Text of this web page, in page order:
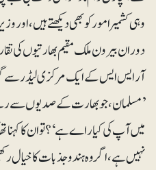
وہی کشمیر امور کو بھی دیکھتے ہیں،
دوران بیرون ملک مقیم بھارتیوں کی
آر ایس ایس کے ایک مرکزی لیڈر سے
’مسلمان، جو بھارت کے صدیوں سے
میں آپ کی کیا راے ہے‘؟ تو ان کا کہنا
نہیں ہے، اگر وہ ہندو جذبات کا خیال